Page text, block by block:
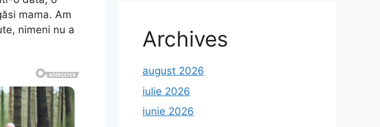
mama. Am
nimeni nu a
Archives
august 2026
iulie 2026
iunie 2026